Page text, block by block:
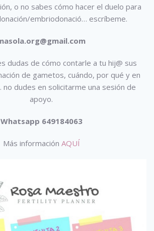
o no sabes cómo hacer el duelo para
embriodonació… escríbeme.
dudas de cómo contarle a tu hij@ sus
de gametos, cuándo, por qué y en
dudes en solicitarme una sesión de
apoyo.
Whatsapp 649184063
Más información AQUÍ